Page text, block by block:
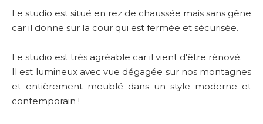
Le studio est situé en rez de chaussée mais sans gêne
car il donne sur la cour qui est fermée et sécurisée.
Le studio est très agréable car il vient d'être rénové.
Il est lumineux avec vue dégagée sur nos montagnes
et entièrement meublé dans un style moderne et
contemporain !